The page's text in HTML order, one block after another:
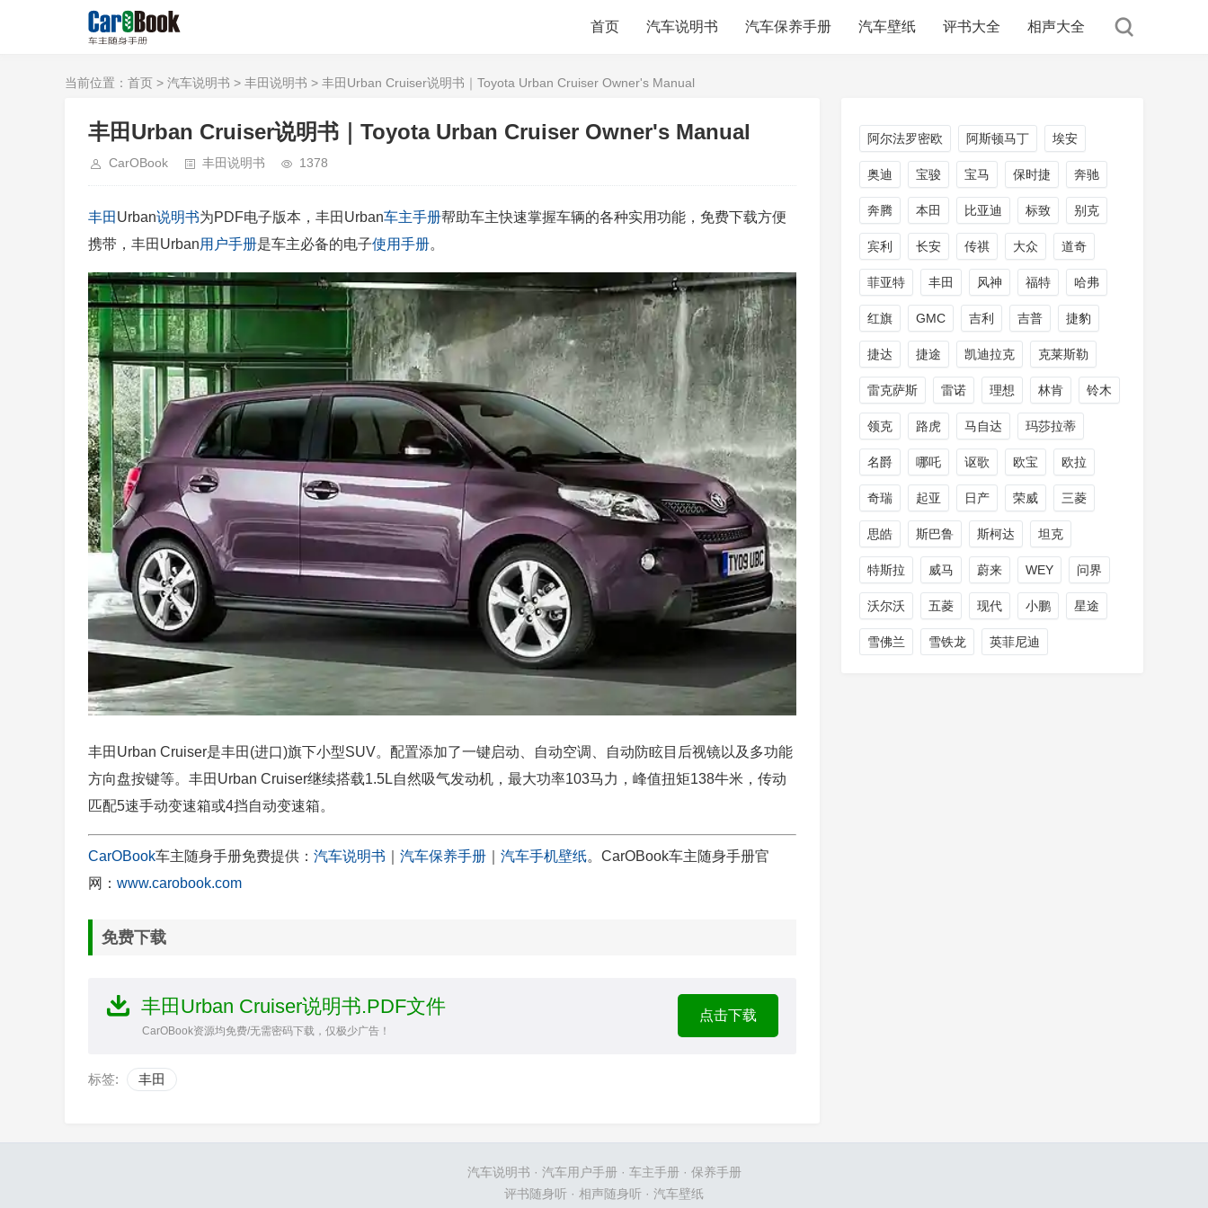
首页 汽车说明书 汽车保养手册 汽车壁纸 评书大全 相声大全
当前位置： 首页 > 汽车说明书 > 丰田说明书 > 丰田Urban Cruiser说明书｜Toyota Urban Cruiser Owner's Manual
丰田Urban Cruiser说明书｜Toyota Urban Cruiser Owner's Manual
CarOBook 丰田说明书 1378
丰田 Urban说明书为PDF电子版本，丰田Urban车主手册帮助车主快速掌握车辆的各种实用功能，免费下载方便
携带，丰田Urban用户手册是车主必备的电子使用手册。
丰田Urban Cruiser是丰田(进口)旗下小型SUV。配置添加了一键启动、自动空调、自动防眩目后视镜以及多功能
方向盘按键等。丰田Urban Cruiser继续搭载1.5L自然吸气发动机，最大功率103马力，峰值扭矩138牛米，传动
匹配5速手动变速箱或4挡自动变速箱。
CarOBook车主随身手册免费提供： 汽车说明书 汽车保养手册 汽车手机壁纸。CarOBook车主随身手册官
网： www.carobook.com
免费下载
丰田Urban Cruiser说明书.PDF文件
CarOBook资源均免费/无需密码下载，仅极少广告！
点击下载
标签: 丰田
阿尔法罗密欧 阿斯顿马丁 埃安
奥迪 宝骏 宝马 保时捷 奔驰
奔腾 本田 比亚迪 标致 别克
宾利 长安 传祺 大众 道奇
菲亚特 丰田 风神 福特 哈弗
红旗 GMC 吉利 吉普 捷豹
捷达 捷途 凯迪拉克 克莱斯勒
雷克萨斯 雷诺 理想 林肯 铃木
领克 路虎 马自达 玛莎拉蒂
名爵 哪吒 讴歌 欧宝 欧拉
奇瑞 起亚 日产 荣威 三菱
思皓 斯巴鲁 斯柯达 坦克
特斯拉 威马 蔚来 WEY 问界
沃尔沃 五菱 现代 小鹏 星途
雪佛兰 雪铁龙 英菲尼迪
汽车说明书 · 汽车用户手册· 车主手册· 保养手册
评书随身听 · 相声随身听 · 汽车壁纸